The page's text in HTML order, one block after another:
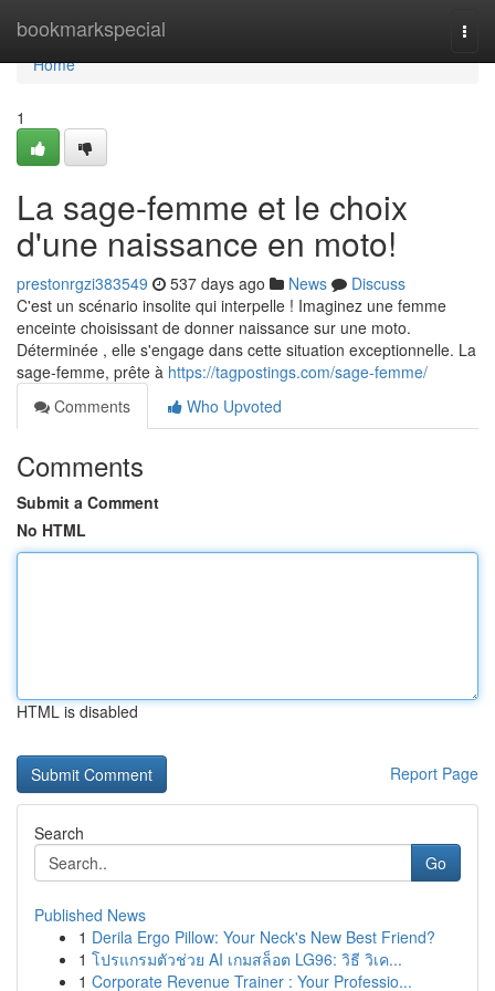
bookmarkspecial
Home
Home
1
La sage-femme et le choix
d'une naissance en moto!
prestonrgzi383549 537 days ago News
Discuss
C'est un scénario insolite qui interpelle ! Imaginez une femme
enceinte choisissant de donner naissance sur une moto.
Déterminée , elle s'engage dans cette situation exceptionnelle. La
sage-femme, prête à https://tagpostings.com/sage-femme/
Comments
Who Upvoted
Comments
Submit a Comment
No HTML
HTML is disabled
Report Page
Search
Go
Published News
1 Derila Ergo Pillow: Your Neck's New Best Friend?
1 โปรแกรมตัวช่วย AI เกมสล็อต LG96: วิธี วิเค...
1 Corporate Revenue Trainer : Your Professio...